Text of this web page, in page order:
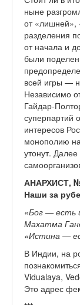
ныне
от «лишней»,
разделения
от начала и
были
всей игры —
Независимо
Гайдар-
суперпартий
интересов
монополию
утонут.
АНАРХИСТ,
Наши за
«Бог — есть
Махатма
«Истина —
В Индии, на
Vidualaya,
Это адрес